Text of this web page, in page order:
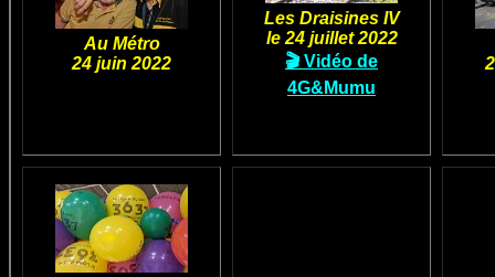
Au Métro
24 juin 2022
Les Draisines IV
le 24 juillet 2022
🎬 Vidéo de
4G&Mumu